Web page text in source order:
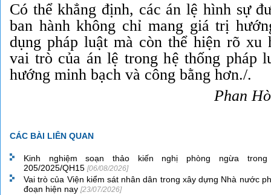
Có thể khẳng định, các án lệ hình sự
ban hànhkhông chỉ mang giá trị
dụng pháp luật mà còn thể hiện rõ xu
vai trò của án lệ trong hệ thống pháp
hướng minh bạch và công bằng hơn./.
Phan
CÁC BÀI LIÊN QUAN
Kinh nghiệm soạn thảo kiến nghị phòng ngừa
205/2025/QH15 [06/08/2026]
Vai trò của Viện kiểm sát nhân dân trong xây dựng Nhà nước
đoạn hiện nay [23/07/2026]